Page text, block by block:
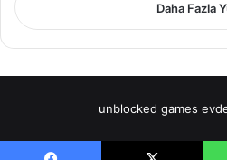
Daha Fazla
unblocked games